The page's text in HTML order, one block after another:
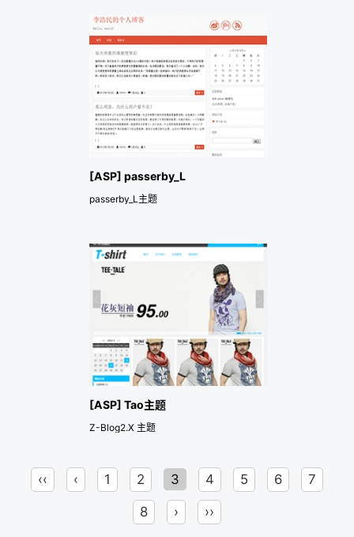
[ASP] passerby_L
passerby_L主题
[ASP] Tao主题
Z-Blog2.X 主题
‹‹ ‹ 1 2 3 4 5 6 7
8 › ››